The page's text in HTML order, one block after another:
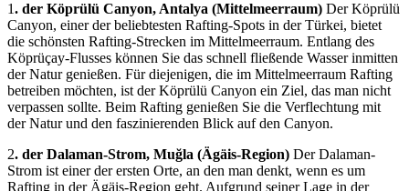
1. der Köprülü Canyon, Antalya (Mittelmeerraum) Der Köprülü
Canyon, einer der beliebtesten Rafting-Spots in der Türkei, bietet
die schönsten Rafting-Strecken im Mittelmeerraum. Entlang des
Köprüçay-Flusses können Sie das schnell fließende Wasser inmitten
der Natur genießen. Für diejenigen, die im Mittelmeerraum Rafting
betreiben möchten, ist der Köprülü Canyon ein Ziel, das man nicht
verpassen sollte. Beim Rafting genießen Sie die Verflechtung mit
der Natur und den faszinierenden Blick auf den Canyon.
2. der Dalaman-Strom, Muğla (Ägäis-Region) Der Dalaman-
Strom ist einer der ersten Orte, an den man denkt, wenn es um
Rafting in der Ägäis-Region geht. Aufgrund seiner Lage in der